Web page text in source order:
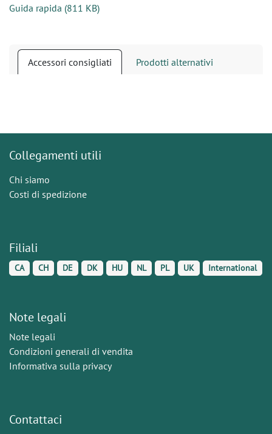
Guida rapida (811 KB)
Accessori consigliati Prodotti alternativi
Collegamenti utili
Chi siamo
Costi di spedizione
Filiali
CA CH DE DK HU NL PL UK International
Note legali
Note legali
Condizioni generali di vendita
Informativa sulla privacy
Contattaci